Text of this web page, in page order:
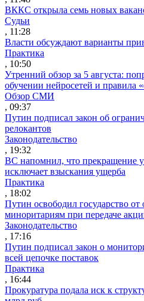
ВККС открыла семь новых
Судьи
, 11:28
Власти обсуждают варианты
Практика
, 10:50
Утренний обзор за 5 августа:
обучении нейросетей и
Обзор СМИ
, 09:37
Путин подписал закон об
релокантов
Законодательство
, 19:32
ВС напомнил, что прекращение
исключает взыскания ущерба
Практика
, 18:02
Путин освободил государство от
миноритариям при передаче
Законодательство
, 17:16
Путин подписал закон о
всей цепочке поставок
Практика
, 16:44
Прокуратура подала иск к